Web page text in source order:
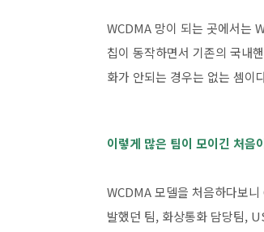
WCDMA 망이 되는 곳에서는
칩이 동작하면서 기존의 국내
화가 안되는 경우는 없는 셈이
이렇게 많은 팀이 모이긴 처음
WCDMA 모델을 처음하다보
발했던 팀, 화상통화 담당팀,